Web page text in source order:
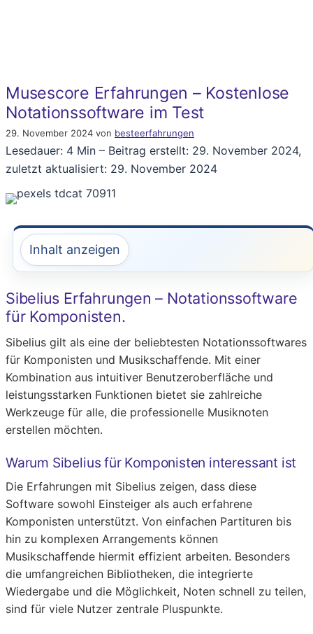
Musescore Erfahrungen – Kostenlose
Notationssoftware im Test
29. November 2024 von besteerfahrungen
Lesedauer: 4 Min – Beitrag erstellt: 29. November 2024,
zuletzt aktualisiert: 29. November 2024
Inhalt anzeigen
Sibelius Erfahrungen – Notationssoftware
für Komponisten.
Sibelius gilt als eine der beliebtesten Notationssoftwares
für Komponisten und Musikschaffende. Mit einer
Kombination aus intuitiver Benutzeroberfläche und
leistungsstarken Funktionen bietet sie zahlreiche
Werkzeuge für alle, die professionelle Musiknoten
erstellen möchten.
Warum Sibelius für Komponisten interessant ist
Die Erfahrungen mit Sibelius zeigen, dass diese
Software sowohl Einsteiger als auch erfahrene
Komponisten unterstützt. Von einfachen Partituren bis
hin zu komplexen Arrangements können
Musikschaffende hiermit effizient arbeiten. Besonders
die umfangreichen Bibliotheken, die integrierte
Wiedergabe und die Möglichkeit, Noten schnell zu teilen,
sind für viele Nutzer zentrale Pluspunkte.